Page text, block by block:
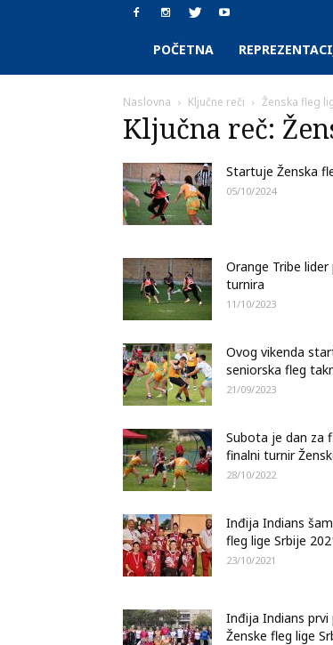
SAAF.rs
POČETNA
Naslovna Ključne reči Ženska fleg
Ključna reč:
Startuje Ženska
05/10/2024
Orange Tribe
turnira
11/10/2023
Ovog vikenda
seniorska fleg
21/09/2023
Subota je dan za
finalni turnir
28/10/2022
Inđija Indians
fleg lige Srbije
23/10/2021
Inđija Indians
Ženske fleg lige